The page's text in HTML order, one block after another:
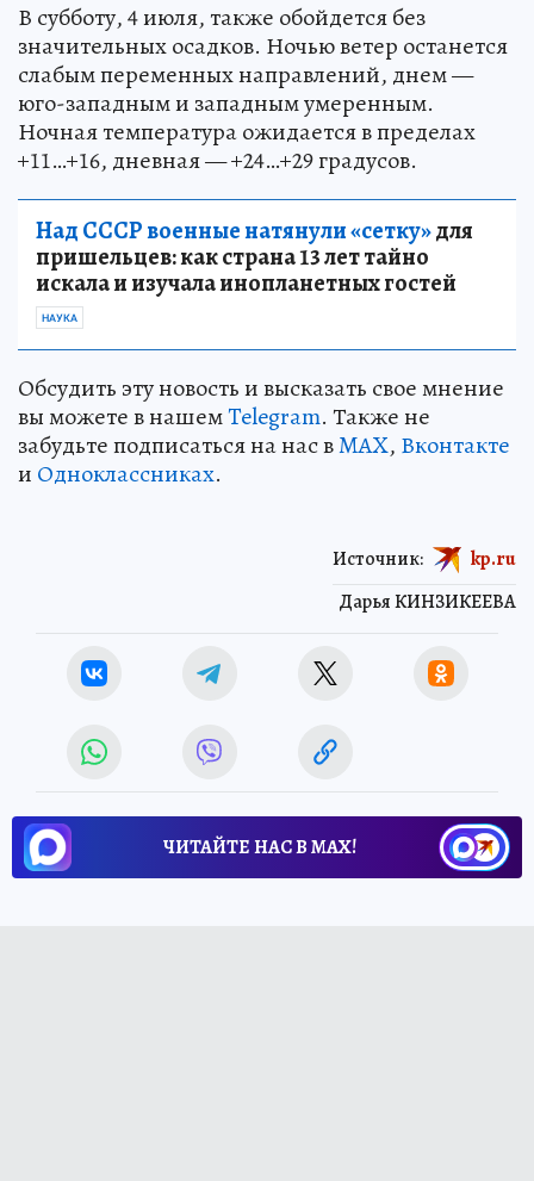
В субботу, 4 июля, также обойдется без
значительных осадков. Ночью ветер останется
слабым переменных направлений, днем —
юго-западным и западным умеренным.
Ночная температура ожидается в пределах
+11…+16, дневная — +24…+29 градусов.
Над СССР военные натянули «сетку»для
пришельцев: как страна 13 лет тайно
искала и изучала инопланетных гостей
НАУКА
Обсудить эту новость и высказать свое мнение
вы можете в нашемTelegram. Также не
забудьте подписаться на нас вMAX, Вконтакте
и Одноклассниках.
Дарья КИНЗИКЕЕВА
Источник: kp.ru
ЧИТАЙТЕ НАС В МАХ!